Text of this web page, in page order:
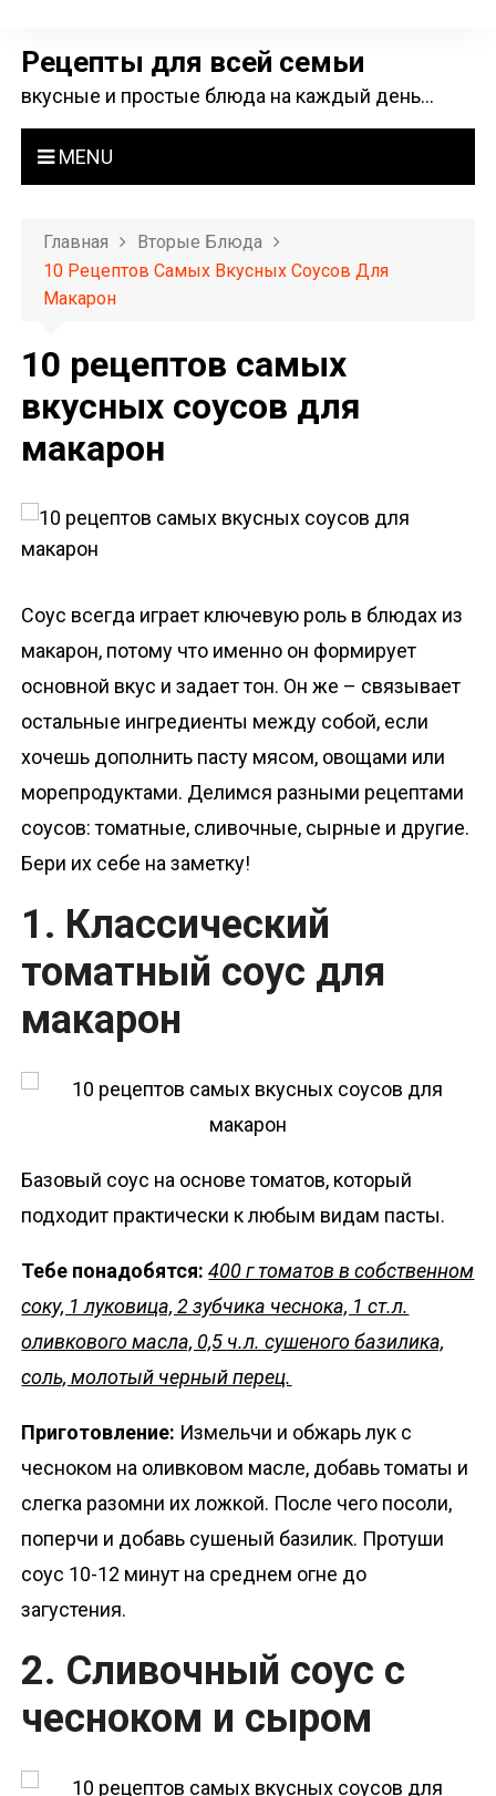
Рецепты для всей семьи
вкусные и простые блюда на каждый день…
MENU
Главная
Вторые Блюда
10 Рецептов Самых Вкусных Соусов Для
Макарон
10 рецептов самых
вкусных соусов для
макарон
Соус всегда играет ключевую роль в блюдах из
макарон, потому что именно он формирует
основной вкус и задает тон. Он же – связывает
остальные ингредиенты между собой, если
хочешь дополнить пасту мясом, овощами или
морепродуктами. Делимся разными рецептами
соусов: томатные, сливочные, сырные и другие.
Бери их себе на заметку!
1. Классический
томатный соус для
макарон
Базовый соус на основе томатов, который
подходит практически к любым видам пасты.
Тебе понадобятся:400 г томатов в собственном
соку, 1 луковица, 2 зубчика чеснока, 1 ст.л.
оливкового масла, 0,5 ч.л. сушеного базилика,
соль, молотый черный перец.
Приготовление: Измельчи и обжарь лук с
чесноком на оливковом масле, добавь томаты и
слегка разомни их ложкой. После чего посоли,
поперчи и добавь сушеный базилик. Протуши
соус 10-12 минут на среднем огне до
загустения.
2. Сливочный соус с
чесноком и сыром